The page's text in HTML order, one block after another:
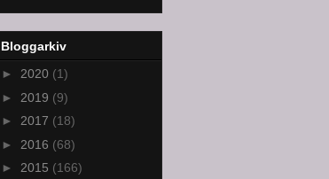
Bloggarkiv
► 2020 (1)
► 2019 (9)
► 2017 (18)
► 2016 (68)
► 2015 (166)